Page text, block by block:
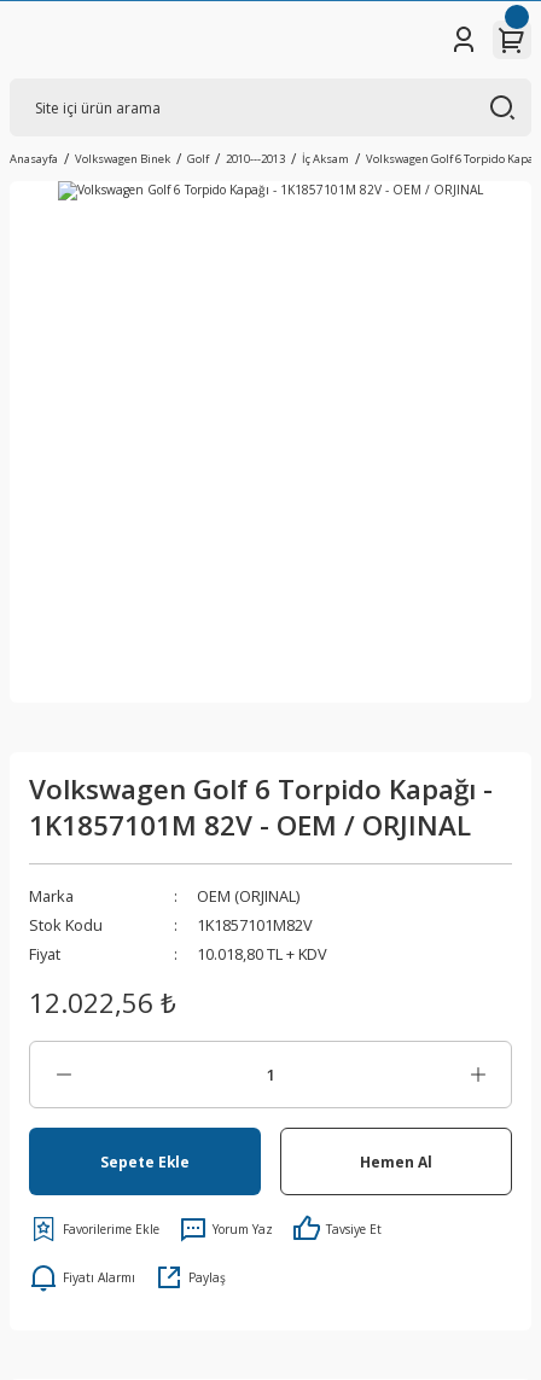
Anasayfa Volkswagen Binek Golf 2010---2013 İç Aksam Volkswagen Golf 6 Torpido
Volkswagen Golf 6 Torpido Kapağı -
1K1857101M 82V - OEM / ORJINAL
Marka
OEM (ORJINAL)
Stok Kodu
1K1857101M82V
Fiyat
10.018,80 TL + KDV
12.022,56 ₺
Sepete Ekle Hemen Al
Yorum Yaz Tavsiye Et
Fiyatı Alarmı Paylaş